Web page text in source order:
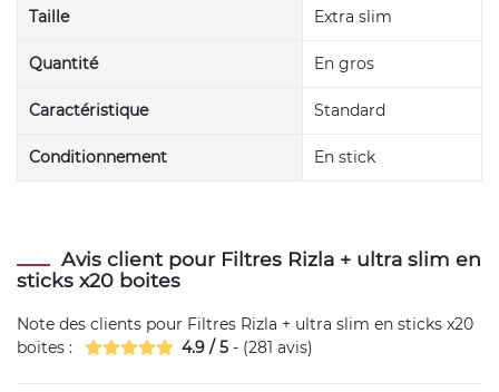
Taille Extra slim
Quantité En gros
Caractéristique Standard
Conditionnement En stick
Avis client pour Filtres Rizla + ultra slim en
sticks x20 boites
Note des clients pour Filtres Rizla + ultra slim en sticks x20
boites : 4.9 /5 - (281 avis)